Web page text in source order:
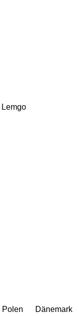
Lemgo
Polen
Dänemark